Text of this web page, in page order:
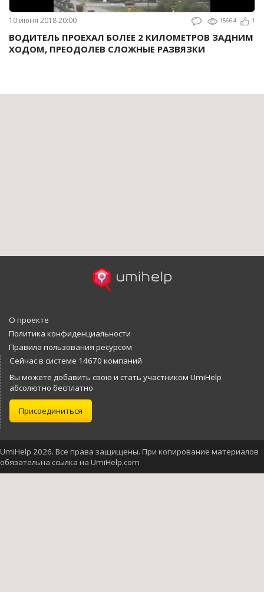
10 июня 2018 20:00 15664 1
ВОДИТЕЛЬ ПРОЕХАЛ БОЛЕЕ 2 КИЛОМЕТРОВ ЗАДНИМ
ХОДОМ, ПРЕОДОЛЕВ СЛОЖНЫЕ РАЗВЯЗКИ
О проекте
Политика конфиденциальности
Правила пользования ресурсом
Сейчас в системе 14670 компаний
Вы можете добавить свою и стать участником UmiHelp
абсолютно бесплатно
Присоединиться
UmiHelp 2026. Все права защищены. При копирование материалов
обязательна ссылка на UmiHelp.com